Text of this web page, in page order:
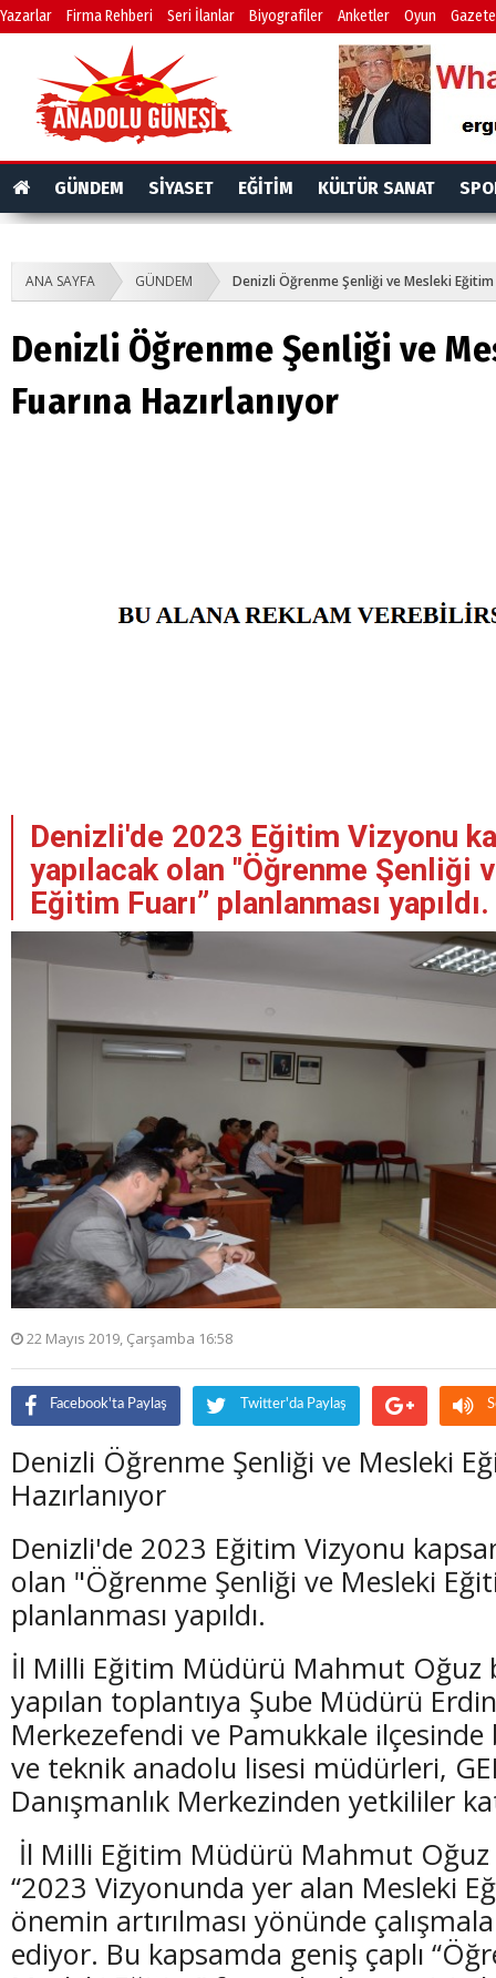
Yazarlar Firma Rehberi Seri İlanlar Biyografiler Anketler Oyun
GÜNDEM SİYASET EĞİTİM KÜLTÜR SANAT
ANA SAYFA GÜNDEM Denizli Öğrenme Şenliği ve Mesleki Eğitim
Denizli Öğrenme Şenliği ve
Fuarına Hazırlanıyor
Denizli'de 2023 Eğitim Vizyonu
yapılacak olan "Öğrenme Şenliği
Eğitim Fuarı” planlanması yapıldı.
22 Mayıs 2019, Çarşamba 16:58
Facebook'ta Paylaş Twitter'da Paylaş
Denizli Öğrenme Şenliği ve Mesleki
Hazırlanıyor
Denizli'de 2023 Eğitim Vizyonu
olan "Öğrenme Şenliği ve Mesleki
planlanması yapıldı.
İl Milli Eğitim Müdürü Mahmut Oğuz
yapılan toplantıya Şube Müdürü
Merkezefendi ve Pamukkale
ve teknik anadolu lisesi müdürleri,
Danışmanlık Merkezinden yetkililer
İl Milli Eğitim Müdürü Mahmut Oğuz
“2023 Vizyonunda yer alan Mesleki
önemin artırılması yönünde
ediyor. Bu kapsamda geniş çaplı